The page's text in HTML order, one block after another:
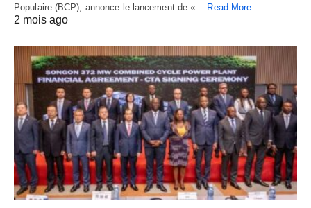
Populaire (BCP), annonce le lancement de «… Read More
2 mois ago